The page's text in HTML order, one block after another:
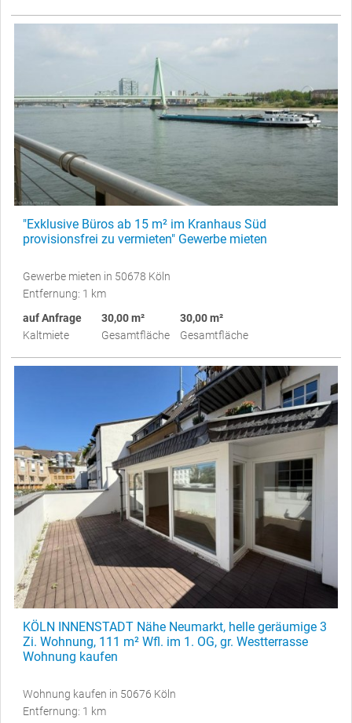
"Exklusive Büros ab 15 m² im Kranhaus Süd
provisionsfrei zu vermieten" Gewerbe mieten
Gewerbe mieten in 50678 Köln
Entfernung: 1 km
auf Anfrage
Kaltmiete
30,00 m²
Gesamtfläche
30,00 m²
Gesamtfläche
KÖLN INNENSTADT Nähe Neumarkt, helle geräumige 3
Zi. Wohnung, 111 m² Wfl. im 1. OG, gr. Westterrasse
Wohnung kaufen
Wohnung kaufen in 50676 Köln
Entfernung: 1 km